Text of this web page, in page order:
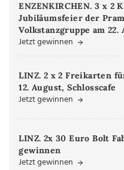
ENZENKIRCHEN. 3 x 2
Jubiläumsfeier der
Volkstanzgruppe am 22.
Jetzt gewinnen
LINZ. 2 x 2 Freikarten
12. August, Schlosscafe
Jetzt gewinnen
LINZ. 2x 30 Euro Bolt
gewinnen
Jetzt gewinnen